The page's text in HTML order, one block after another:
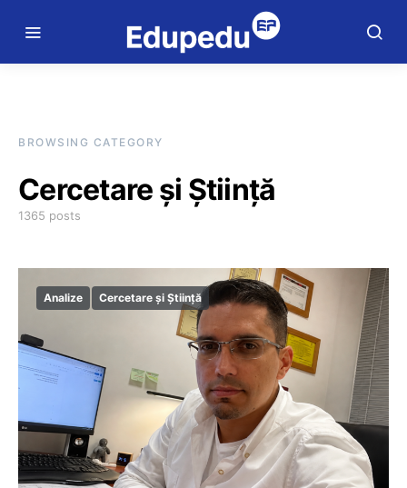
BROWSING CATEGORY
Cercetare și Știință
1365 posts
Analize Cercetare și Știință